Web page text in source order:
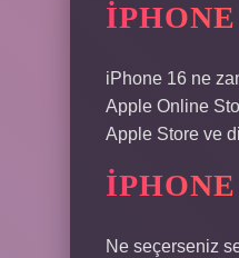
iPhone 16 ne
Apple Online
Apple Store ve
Ne seçerseniz